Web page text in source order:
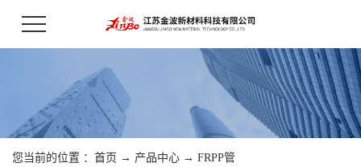
您当前的位置 ： 首页 → 产品中心 → FRPP管